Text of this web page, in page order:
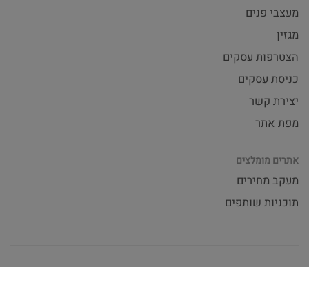
מעצבי פנים
מגזין
הצטרפות עסקים
כניסת עסקים
יצירת קשר
מפת אתר
אתרים מומלצים
מעקב מחירים
תוכניות שותפים